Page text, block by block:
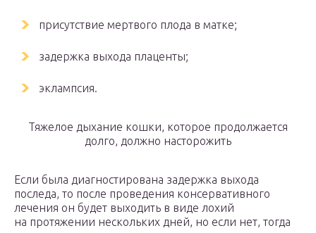
присутствие мертвого плода в матке;
задержка выхода плаценты;
эклампсия.
Тяжелое дыхание кошки, которое продолжается
долго, должно насторожить
Если была диагностирована задержка выхода
последа, то после проведения консервативного
лечения он будет выходить в виде лохий
на протяжении нескольких дней, но если нет, тогда